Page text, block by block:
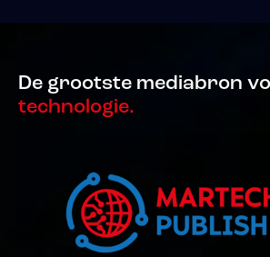
De grootste mediabron
technologie.